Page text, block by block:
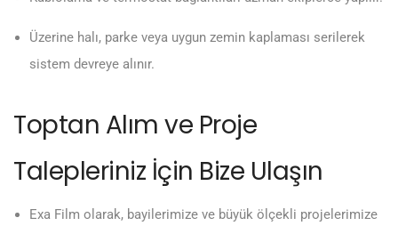
Üzerine halı, parke veya uygun zemin kaplaması serilerek
sistem devreye alınır.
Toptan Alım ve Proje
Talepleriniz İçin Bize Ulaşın
Exa Film olarak, bayilerimize ve büyük ölçekli projelerimize